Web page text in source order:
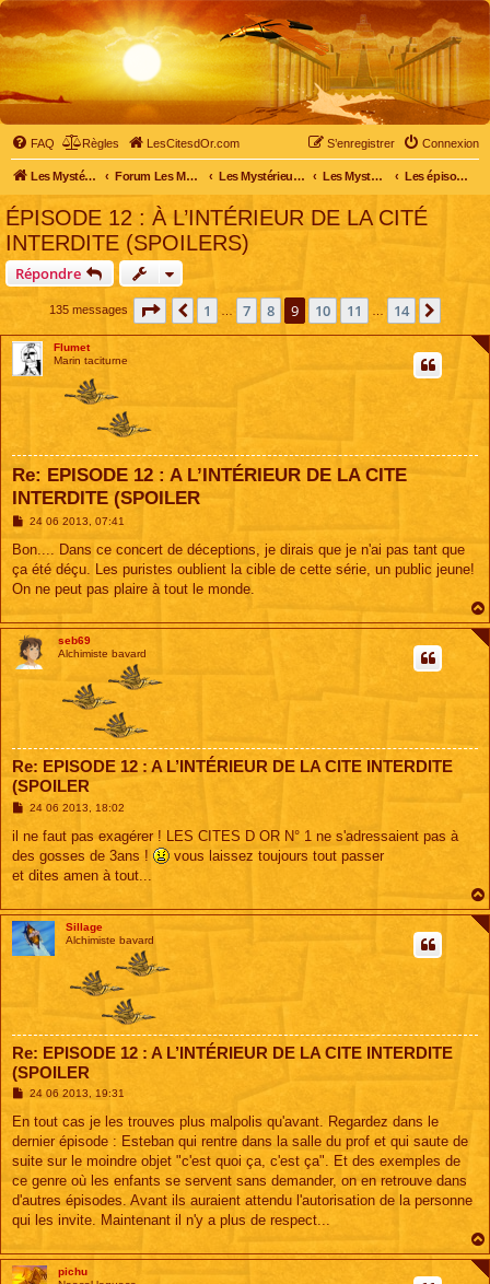
FAQ Règles LesCitesdOr.com Connexion
S’enregistrer
Les Mystérieuses Cités d'Or - LesCitesdOr.com Forum Les Mystérieuses Cités d'Or Les Mystérieuses Cités d'Or Les Mystérieuses Cités d'Or : saison 2 (2013) Les épisodes de la saison 2
ÉPISODE 12 : À L’INTÉRIEUR DE LA CITÉ
INTERDITE (SPOILERS)
Répondre
135 messages Page sur 14
Précédente
1 7 8 9 10 11 14
Flumet
Marin taciturne
Re: EPISODE 12 : A L’INTÉRIEUR DE LA CITE
INTERDITE (SPOILER
M
s
a
g
24 06 2013, 07:41
Bon.... Dans ce concert de déceptions, je dirais que je n'ai pas tant que
ça été déçu. Les puristes oublient la cible de cette série, un public jeune!
On ne peut pas plaire à tout le monde.
seb69
Alchimiste bavard
Re: EPISODE 12 : A L’INTÉRIEUR DE LA CITE INTERDITE
(SPOILER
M
s
a
g
24 06 2013, 18:02
il ne faut pas exagérer ! LES CITES D OR N° 1 ne s'adressaient pas à
des gosses de 3ans !
vous laissez toujours tout passer
et dites amen à tout...
Sillage
Alchimiste bavard
Re: EPISODE 12 : A L’INTÉRIEUR DE LA CITE INTERDITE
(SPOILER
M
s
a
g
24 06 2013, 19:31
En tout cas je les trouves plus malpolis qu'avant. Regardez dans le
dernier épisode : Esteban qui rentre dans la salle du prof et qui saute de
suite sur le moindre objet "c'est quoi ça, c'est ça". Et des exemples de
ce genre où les enfants se servent sans demander, on en retrouve dans
d'autres épisodes. Avant ils auraient attendu l'autorisation de la personne
qui les invite. Maintenant il n'y a plus de respect...
pichu